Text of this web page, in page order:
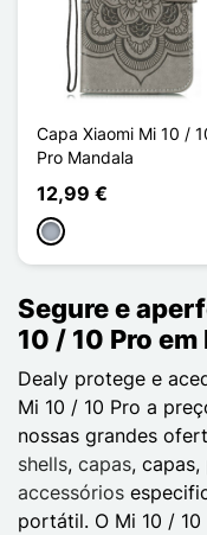
Capa Xiaomi Mi 10 /
Pro Mandala
12,99 €
Cinzento
Segure e
10 / 10 Pro em
Dealy protege e
Mi 10 / 10 Pro a
nossas grandes
shells, capas, capas,
accessórios
portátil. O Mi 10 / 10